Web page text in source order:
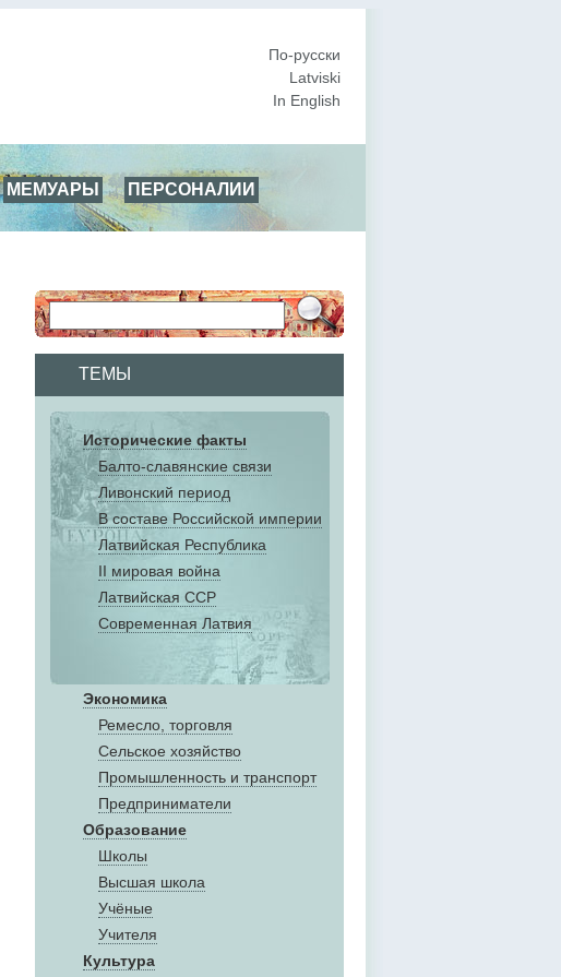
По-русски
Latviski
In English
МЕМУАРЫ
ПЕРСОНАЛИИ
ТЕМЫ
Исторические факты
Балто-славянские связи
Ливонский период
В составе Российской империи
Латвийская Республика
II мировая война
Латвийская ССР
Современная Латвия
Экономика
Ремесло, торговля
Сельское хозяйство
Промышленность и транспорт
Предприниматели
Образование
Школы
Высшая школа
Учёные
Учителя
Культура